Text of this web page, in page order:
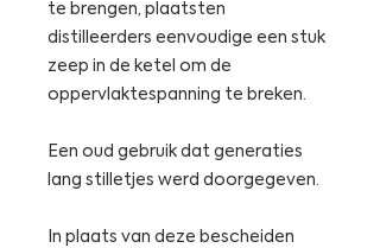
te brengen, plaatsten
distilleerders eenvoudige een stuk
zeep in de ketel om de
oppervlaktespanning te breken.
Een oud gebruik dat generaties
lang stilletjes werd doorgegeven.
In plaats van deze bescheiden